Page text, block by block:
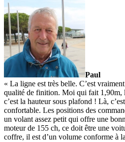
Paul
« La ligne est très belle. C’est
qualité de finition. Moi qui fait 1,90m,
c’est la hauteur sous plafond ! Là,
confortable. Les positions des
un volant assez petit qui offre une
moteur de 155 ch, ce doit être une
coffre, il est d’un volume conforme à